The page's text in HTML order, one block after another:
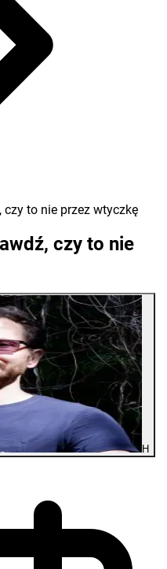
czy to nie przez wtyczkę
czy to nie
H